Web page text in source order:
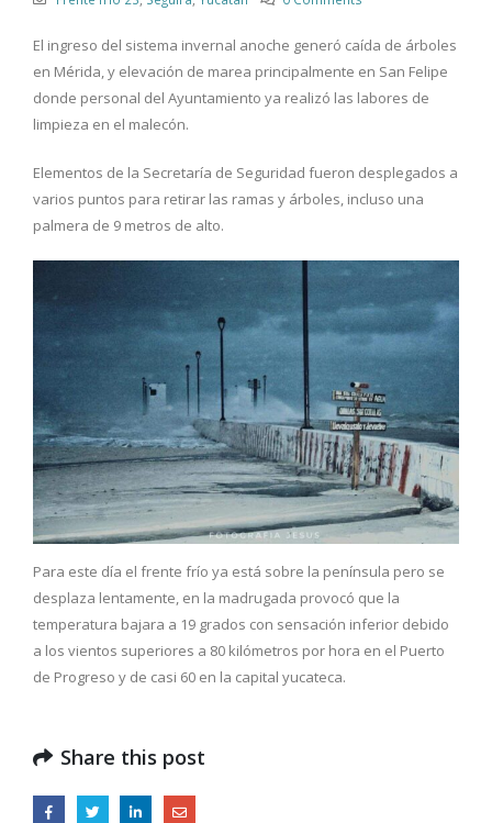
El ingreso del sistema invernal anoche generó caída de árboles
en Mérida, y elevación de marea principalmente en San Felipe
donde personal del Ayuntamiento ya realizó las labores de
limpieza en el malecón.
Elementos de la Secretaría de Seguridad fueron desplegados a
varios puntos para retirar las ramas y árboles, incluso una
palmera de 9 metros de alto.
Para este día el frente frío ya está sobre la península pero se
desplaza lentamente, en la madrugada provocó que la
temperatura bajara a 19 grados con sensación inferior debido
a los vientos superiores a 80 kilómetros por hora en el Puerto
de Progreso y de casi 60 en la capital yucateca.
Share this post